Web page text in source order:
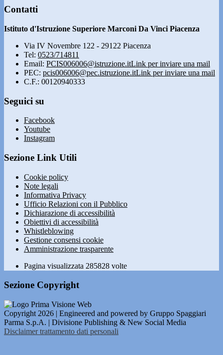
Contatti
Istituto d'Istruzione Superiore Marconi Da Vinci Piacenza
Via IV Novembre 122 - 29122 Piacenza
Tel: 0523/714811
Email: PCIS006006@istruzione.itLink per inviare una mail
PEC: pcis006006@pec.istruzione.itLink per inviare una mail
C.F.: 00120940333
Seguici su
Facebook
Youtube
Instagram
Sezione Link Utili
Cookie policy
Note legali
Informativa Privacy
Ufficio Relazioni con il Pubblico
Dichiarazione di accessibilità
Obiettivi di accessibilità
Whistleblowing
Gestione consensi cookie
Amministrazione trasparente
Pagina visualizzata 285828 volte
Sezione Copyright
Copyright 2026 | Engineered and powered by Gruppo Spaggiari
Parma S.p.A. | Divisione Publishing & New Social Media
Disclaimer trattamento dati personali